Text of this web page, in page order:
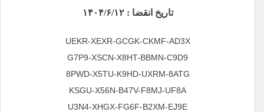
تاریخ انقضا : ۱۴۰۴/۶/۱۲
UEKR-XEXR-GCGK-CKMF-AD3X
G7P9-XSCN-X8HT-BBMN-C9D9
8PWD-X5TU-K9HD-UXRM-8ATG
KSGU-X56N-B47V-F8MJ-UF8A
U3N4-XHGX-FG6F-B2XM-EJ9E